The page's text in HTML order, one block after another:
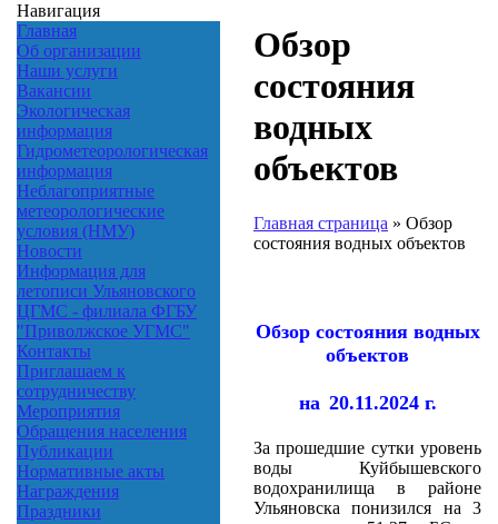
Навигация
Главная
Об организации
Наши услуги
Вакансии
Экологическая
информация
Гидрометеорологическая
информация
Неблагоприятные
метеорологические
условия (НМУ)
Новости
Информация для
летописи Ульяновского
ЦГМС - филиала ФГБУ
"Приволжское УГМС"
Контакты
Приглашаем к
сотрудничеству
Мероприятия
Обращения населения
Публикации
Нормативные акты
Награждения
Праздники
Обзор
состояния
водных
объектов
Главная страница » Обзор
состояния водных объектов
Обзор состояния водных
объектов
на 20.11.2024 г.
За прошедшие сутки уровень
воды Куйбышевского
водохранилища в районе
Ульяновска понизился на 3